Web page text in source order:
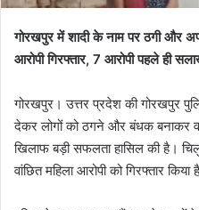
गोरखपुर में शादी के नाम पर ठगी और
आरोपी गिरफ्तार, 7 आरोपी पहले ही
​गोरखपुर। उत्तर प्रदेश की गोरखपुर
देकर लोगों को ठगने और बंधक बनाकर
खिलाफ बड़ी सफलता हासिल की है।
वांछित महिला आरोपी को गिरफ्तार किया